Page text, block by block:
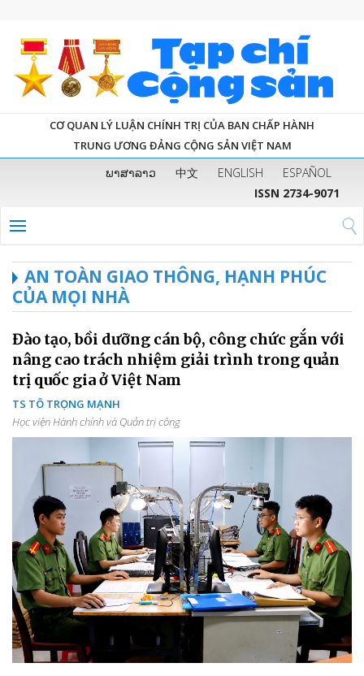
CƠ QUAN LÝ LUẬN CHÍNH TRỊ CỦA BAN CHẤP HÀNH
TRUNG ƯƠNG ĐẢNG CỘNG SẢN VIỆT NAM
ພາສາລາວ 中文 ENGLISH
ESPAÑOL
ISSN 2734-9071
AN TOÀN GIAO THÔNG, HẠNH PHÚC
CỦA MỌI NHÀ
Đào tạo, bồi dưỡng cán bộ, công chức gắn với
nâng cao trách nhiệm giải trình trong quản
trị quốc gia ở Việt Nam
TS TÔ TRỌNG MẠNH
Học viện Hành chính và Quản trị công